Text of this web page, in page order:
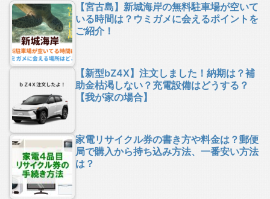
【宮古島】新城海岸の無料駐車場が空いて
いる時間は？ウミガメに会えるポイントを
ご紹介！
【新型bZ4X】注文しました！納期は？補
助金枯渇しない？充電設備はどうする？
【我が家の場合】
家電リサイクル券の書き方や料金は？郵便
局で購入から持ち込み方法、一番安い方法
は？